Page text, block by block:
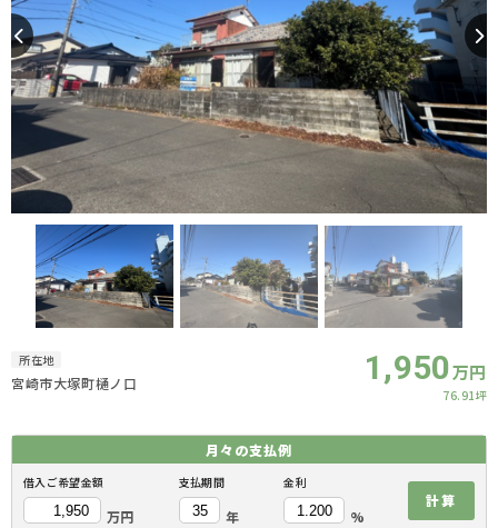
所在地
宮崎市大塚町樋ノ口 1,950万円
76.91坪
月々の支払例
借入ご希望金額
万円
支払期間
年
金利
%
計算